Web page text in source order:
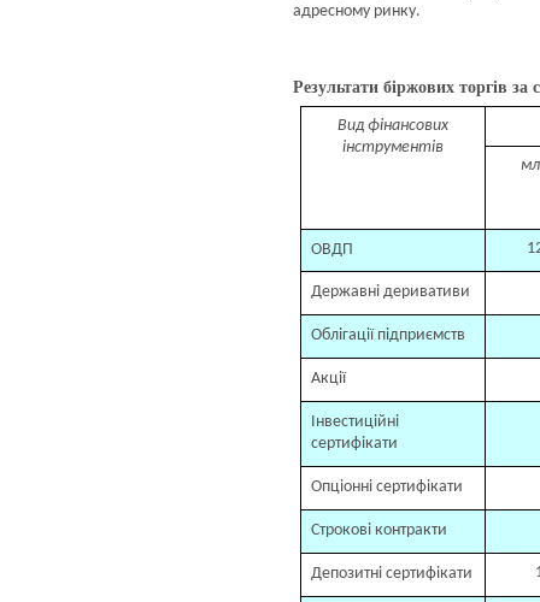
адресному ринку.
Результати біржових торгів за
Вид фінансових
інструментів
ОВДП
Державні деривативи
Облігації підприємств
Акції
Інвестиційні
сертифікати
Опціонні сертифікати
Строкові контракти
Депозитні сертифікати